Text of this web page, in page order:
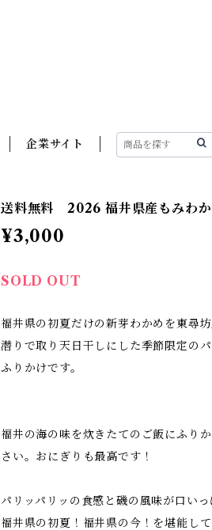
企業サイト
送料無料 2026 福井県産もみわか
¥3,000
SOLD OUT
福井県の初夏だけの新芽わかめを東尋
潜りで取り天日干しにした季節限定の
ふりかけです。
福井の海の味を炊きたてのご飯にふり
さい。おにぎりも最高です！
パリッパリッの食感と磯の風味が口い
福井県の初夏！福井県の今！を堪能して